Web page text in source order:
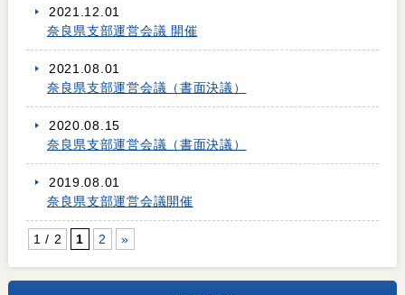
2021.12.01
奈良県支部運営会議 開催
2021.08.01
奈良県支部運営会議（書面決議）
2020.08.15
奈良県支部運営会議（書面決議）
2019.08.01
奈良県支部運営会議開催
1 / 2 1 2 »